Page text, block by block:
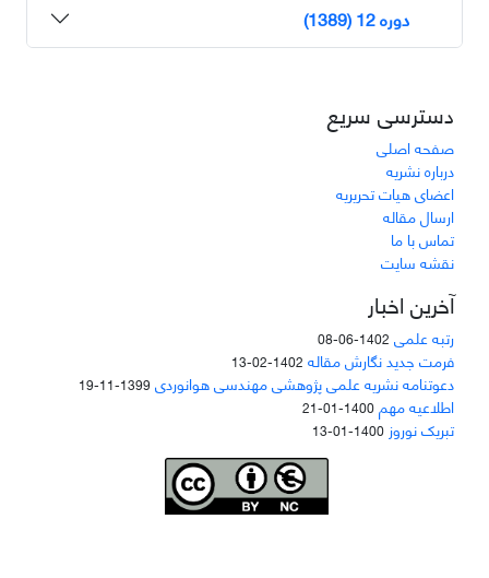
دوره 12 (1389)
دسترسی سریع
صفحه اصلی
درباره نشریه
اعضای هیات تحریریه
ارسال مقاله
تماس با ما
نقشه سایت
آخرین اخبار
رتبه علمی 1402-06-08
فرمت جدید نگارش مقاله 1402-02-13
دعوتنامه نشریه علمی پژوهشی مهندسی هوانوردی1399-11-19
اطلاعیه مهم1400-01-21
تبریک نوروز 1400-01-13